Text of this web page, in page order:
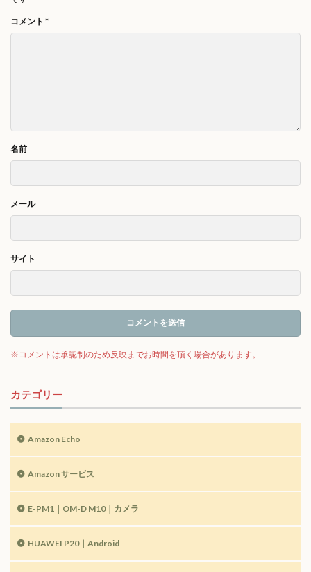
コメント *
名前
メール
サイト
カテゴリー
Amazon Echo
Amazon サービス
E-PM1｜OM-D M10｜カメラ
HUAWEI P20｜Android